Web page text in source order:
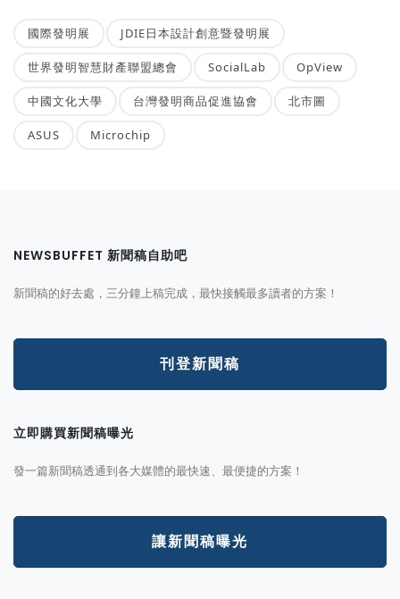
國際發明展 JDIE日本設計創意暨發明展
世界發明智慧財產聯盟總會 SocialLab OpView
中國文化大學 台灣發明商品促進協會 北市圖
ASUS Microchip
NEWSBUFFET 新聞稿自助吧
新聞稿的好去處，三分鐘上稿完成，最快接觸最多讀者的方案！
刊登新聞稿
立即購買新聞稿曝光
發一篇新聞稿透通到各大媒體的最快速、最便捷的方案！
讓新聞稿曝光